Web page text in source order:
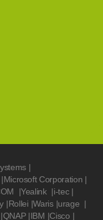
|
|Microsoft Corporation |
|Yealink |i-tec |
|Rollei |Waris |urage |
|QNAP |IBM |Cisco |